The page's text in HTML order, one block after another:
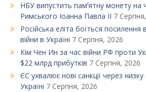
НБУ випустить памʼятну монету на
Римського Іоанна Павла ІІ 7
Російська еліта боїться
війни в Україні 7 Серпня, 2026
Кім Чен Ин за час війни РФ проти
$22 млрд прибутків 7 Серпня, 2026
ЄС ухвалює нові санкції через
Україні 7 Серпня, 2026